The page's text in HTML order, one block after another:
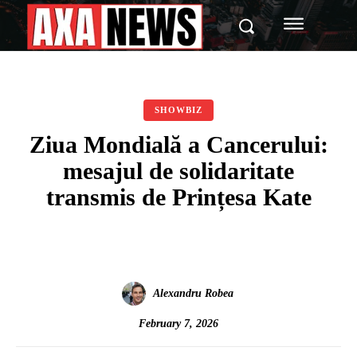
SHOWBIZ
Ziua Mondială a Cancerului:
mesajul de solidaritate
transmis de Prințesa Kate
Alexandru Robea
February 7, 2026